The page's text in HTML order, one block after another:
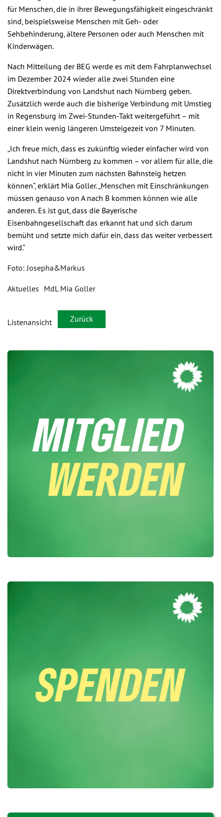
für Menschen, die in ihrer Bewegungsfähigkeit eingeschränkt
sind, beispielsweise Menschen mit Geh- oder
Sehbehinderung, ältere Personen oder auch Menschen mit
Kinderwägen.
Nach Mitteilung der BEG werde es mit dem Fahrplanwechsel
im Dezember 2024 wieder alle zwei Stunden eine
Direktverbindung von Landshut nach Nürnberg geben.
Zusätzlich werde auch die bisherige Verbindung mit Umstieg
in Regensburg im Zwei-Stunden-Takt weitergeführt – mit
einer klein wenig längeren Umsteigezeit von 7 Minuten.
„Ich freue mich, dass es zukünftig wieder einfacher wird von
Landshut nach Nürnberg zu kommen – vor allem für alle, die
nicht in vier Minuten zum nächsten Bahnsteig hetzen
können“, erklärt Mia Goller. „Menschen mit Einschränkungen
müssen genauso von A nach B kommen können wie alle
anderen. Es ist gut, dass die Bayerische
Eisenbahngesellschaft das erkannt hat und sich darum
bemüht und setzte mich dafür ein, dass das weiter verbessert
wird.“
Foto: Josepha&Markus
Aktuelles MdL Mia Goller
Listenansicht Zurück